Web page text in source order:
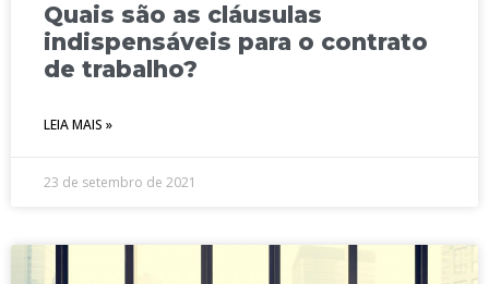
Quais são as cláusulas
indispensáveis para o contrato
de trabalho?
LEIA MAIS »
23 de setembro de 2021